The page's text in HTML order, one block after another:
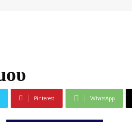
Pinterest WhatsApp